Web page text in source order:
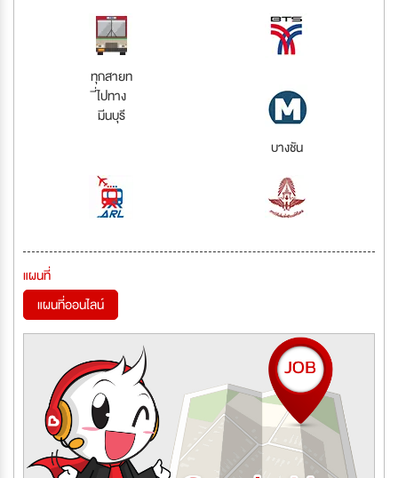
ทุกสายท
ี่ไปทาง
มีนบุรี
บางชัน
แผนที่
แผนที่ออนไลน์